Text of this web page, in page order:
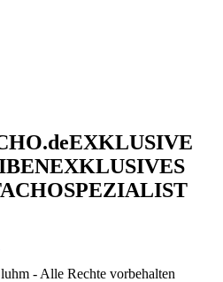
EXKLUSIVE
EXKLUSIVES
- Alle Rechte vorbehalten